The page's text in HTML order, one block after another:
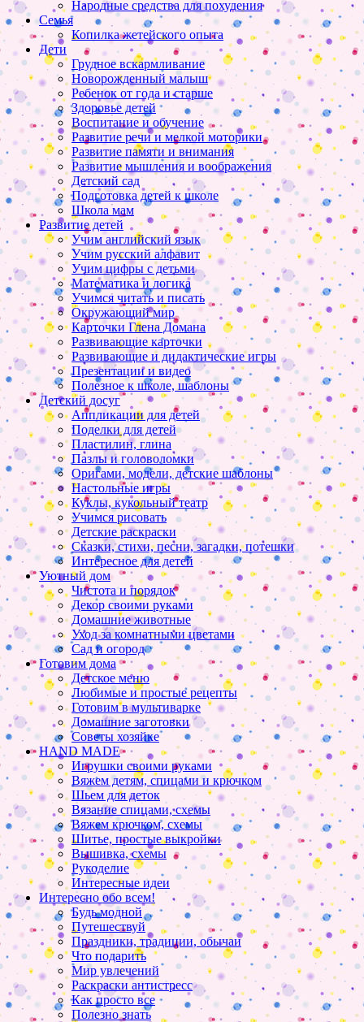
Народные средства для похудения
Семья
Копилка жетейского опыта
Дети
Грудное вскармливание
Новорожденный малыш
Ребенок от года и старше
Здоровье детей
Воспитание и обучение
Развитие речи и мелкой моторики
Развитие памяти и внимания
Развитие мышления и воображения
Детский сад
Подготовка детей к школе
Школа мам
Развитие детей
Учим английский язык
Учим русский алфавит
Учим цифры с детьми
Математика и логика
Учимся читать и писать
Окружающий мир
Карточки Глена Домана
Развивающие карточки
Развивающие и дидактические игры
Презентации и видео
Полезное к школе, шаблоны
Детский досуг
Аппликации для детей
Поделки для детей
Пластилин, глина
Пазлы и головоломки
Оригами, модели, детские шаблоны
Настольные игры
Куклы, кукольный театр
Учимся рисовать
Детские раскраски
Сказки, стихи, песни, загадки, потешки
Интересное для детей
Уютный дом
Чистота и порядок
Декор своими руками
Домашние животные
Уход за комнатными цветами
Сад и огород
Готовим дома
Детское меню
Любимые и простые рецепты
Готовим в мультиварке
Домашние заготовки
Советы хозяйке
HAND MADE
Игрушки своими руками
Вяжем детям, спицами и крючком
Шьем для деток
Вязание спицами, схемы
Вяжем крючком, схемы
Шитье, простые выкройки
Вышивка, схемы
Рукоделие
Интересные идеи
Интересно обо всем!
Будь модной
Путешествуй
Праздники, традиции, обычаи
Что подарить
Мир увлечений
Раскраски антистресс
Как просто все
Полезно знать